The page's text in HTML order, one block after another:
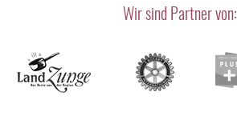
Wir sind Partner von: